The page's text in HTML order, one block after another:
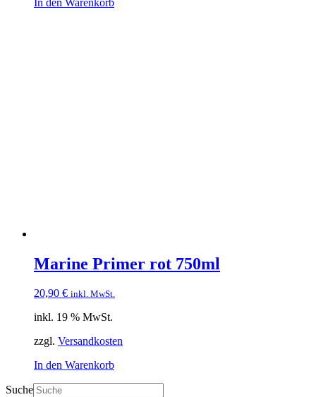
Marine Primer rot 750ml
20,90 € inkl. MwSt.
inkl. 19 % MwSt.
zzgl. Versandkosten
In den Warenkorb
Suche